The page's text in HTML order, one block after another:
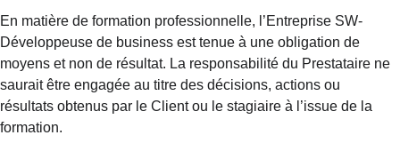
En matière de formation professionnelle, l’Entreprise SW-
Développeuse de business est tenue à une obligation de
moyens et non de résultat. La responsabilité du Prestataire ne
saurait être engagée au titre des décisions, actions ou
résultats obtenus par le Client ou le stagiaire à l’issue de la
formation.